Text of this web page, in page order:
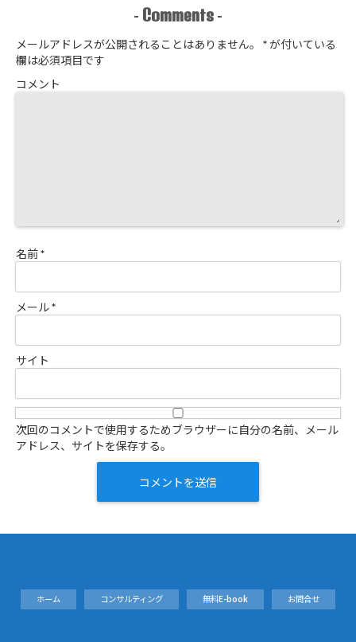
- Comments -
メールアドレスが公開されることはありません。 *が付いている
欄は必須項目です
コメント
名前*
メール*
サイト
次回のコメントで使用するためブラウザーに自分の名前、メール
アドレス、サイトを保存する。
ホーム コンサルティング 無料E-book お問合せ